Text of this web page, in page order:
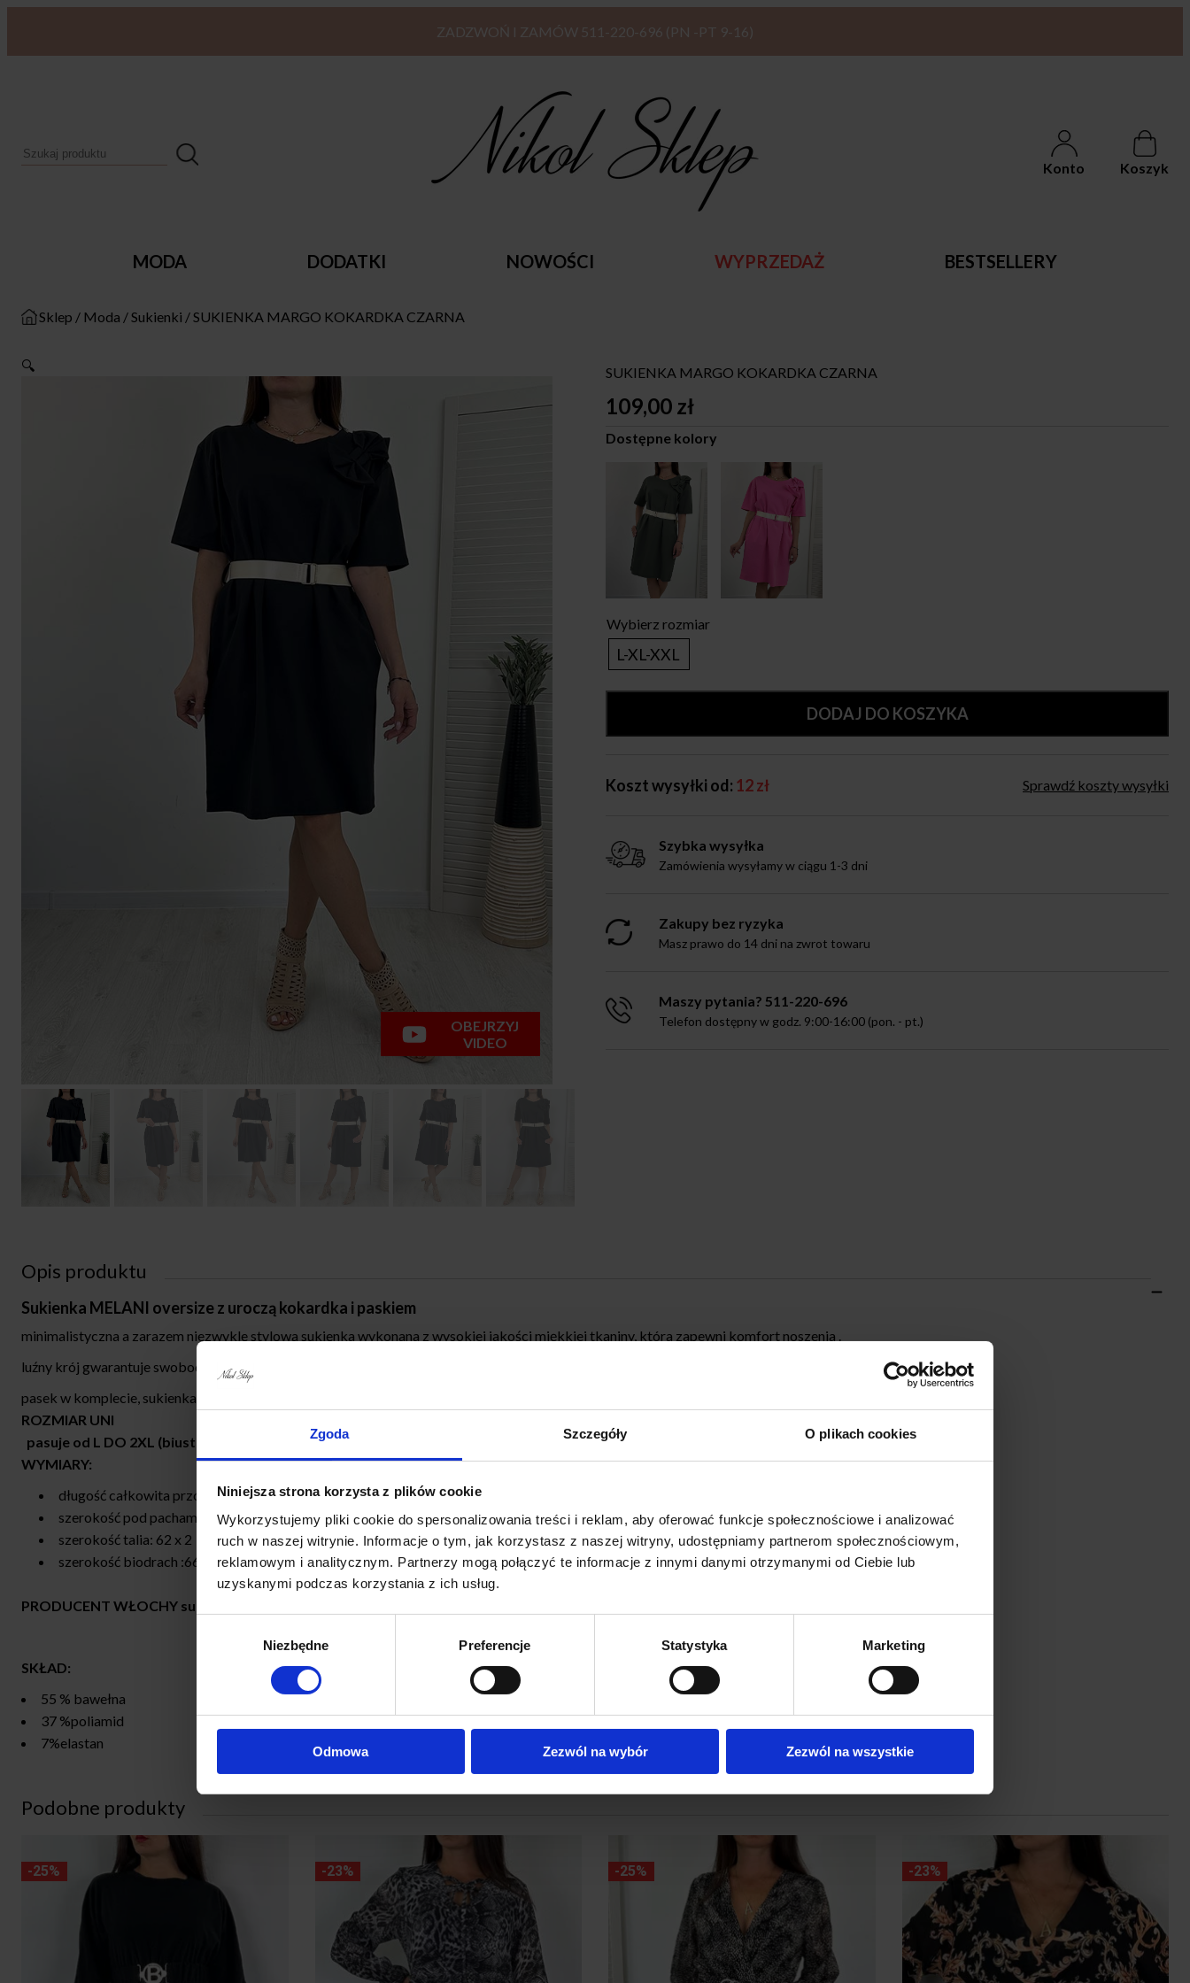
Zgoda Szczegóły O plikach cookies
Niniejsza strona korzysta z plików cookie
Wykorzystujemy pliki cookie do spersonalizowania treści i reklam, aby oferować funkcje społecznościowe i analizować
ruch w naszej witrynie. Informacje o tym, jak korzystasz z naszej witryny, udostępniamy partnerom społecznościowym,
reklamowym i analitycznym. Partnerzy mogą połączyć te informacje z innymi danymi otrzymanymi od Ciebie lub
uzyskanymi podczas korzystania z ich usług.
Niezbędne Preferencje Statystyka Marketing
Odmowa Zezwól na wybór Zezwól na wszystkie
ZADZWOŃ I ZAMÓW 511-220-696 (PN -PT 9-16)
Konto Koszyk
MODA DODATKI NOWOŚCI WYPRZEDAŻ BESTSELLERY
Sklep / Moda /Sukienki /SUKIENKA MARGO KOKARDKA CZARNA
🔍
OBEJRZYJ
VIDEO
SUKIENKA MARGO KOKARDKA CZARNA
109,00 zł
Dostępne kolory
Wybierz rozmiar
L-XL-XXL
DODAJ DO KOSZYKA
Koszt wysyłki od: 12 zł Sprawdź koszty wysyłki
Szybka wysyłka
Zamówienia wysyłamy w ciągu 1-3 dni
Zakupy bez ryzyka
Masz prawo do 14 dni na zwrot towaru
Maszy pytania? 511-220-696
Telefon dostępny w godz. 9:00-16:00 (pon. - pt.)
Opis produktu
Sukienka MELANI oversize z uroczą kokardka i paskiem
minimalistyczna a zarazem niezwykle stylowa sukienka wykonana z wysokiej jakości miękkiej tkaniny, która zapewni komfort noszenia .
luźny krój gwarantuje swobodę ruchów a kokardka doda elegancji rękawki dodają subtelności i kobiecości
pasek w komplecie, sukienka posiada kieszenie
ROZMIAR UNI
pasuje od L DO 2XL (biust 120 cm)
WYMIARY:
długość całkowita przód : 98 cm
szerokość pod pachami :60 x 2 cm
szerokość talia: 62 x 2 cm
szerokość biodrach :66 x 2 cm
PRODUCENT WŁOCHY super jakość
SKŁAD:
55 % bawełna
37 %poliamid
7%elastan
Podobne produkty
-25% -23% -25% -23%